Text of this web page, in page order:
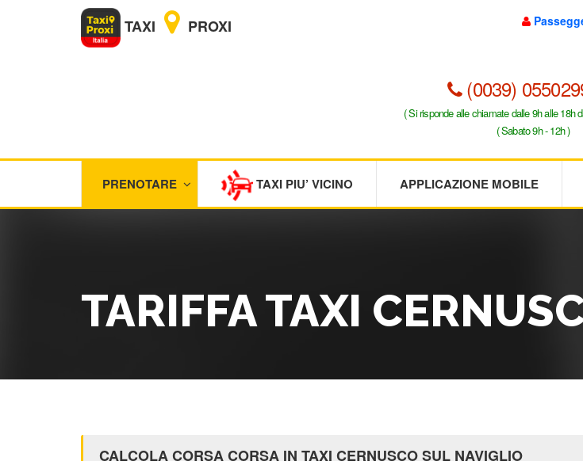
TAXI PROXI
(0039)
( Si risponde alle chiamate dalle 9h alle 18h
( Sabato 9h - 12h )
PRENOTARE TAXI PIU’ VICINO APPLICAZIONE MOBILE
TARIFFA TAXI
CALCOLA CORSA CORSA IN TAXI CERNUSCO SUL NAVIGLIO